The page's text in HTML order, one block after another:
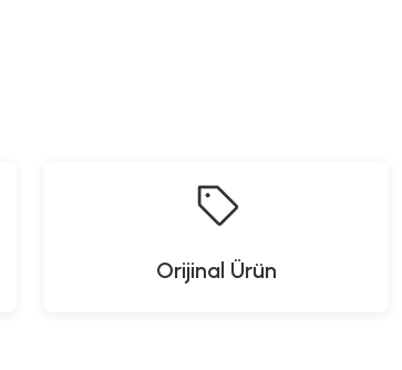
269,90
Orijinal Ürün